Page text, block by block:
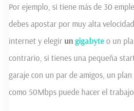
Por ejemplo, si tiene más de 30
debes apostar por muy alta
internet y elegir ungigabyteo un
contrario, si tienes una pequeña
garaje con un par de amigos, un
como 50Mbps puede hacer el